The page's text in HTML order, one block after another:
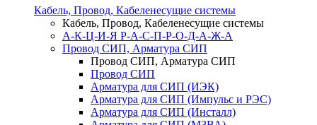
Кабель, Провод, Кабеленесущие системы
Кабель, Провод, Кабеленесущие системы
А-К-Ц-И-Я Р-А-С-П-Р-О-Д-А-Ж-А
Провод СИП, Арматура СИП
Провод СИП, Арматура СИП
Провод СИП
Арматура для СИП (ИЭК)
Арматура для СИП (Импульс и РЭС)
Арматура для СИП (Инсталл)